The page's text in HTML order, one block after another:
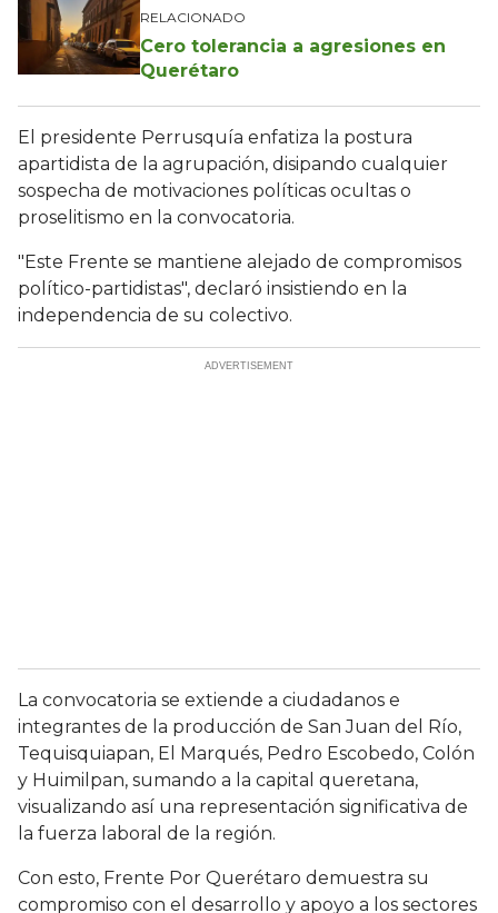
RELACIONADO
Cero tolerancia a agresiones en
Querétaro
El presidente Perrusquía enfatiza la postura
apartidista de la agrupación, disipando cualquier
sospecha de motivaciones políticas ocultas o
proselitismo en la convocatoria.
"Este Frente se mantiene alejado de compromisos
político-partidistas", declaró insistiendo en la
independencia de su colectivo.
La convocatoria se extiende a ciudadanos e
integrantes de la producción de San Juan del Río,
Tequisquiapan, El Marqués, Pedro Escobedo, Colón
y Huimilpan, sumando a la capital queretana,
visualizando así una representación significativa de
la fuerza laboral de la región.
Con esto, Frente Por Querétaro demuestra su
compromiso con el desarrollo y apoyo a los sectores